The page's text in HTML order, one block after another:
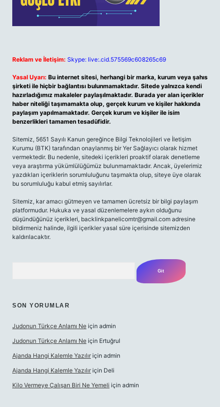
Reklam ve İletişim: Skype: live:.cid.575569c608265c69
Yasal Uyarı: Bu internet sitesi, herhangi bir marka, kurum veya şahıs
şirketi ile hiçbir bağlantısı bulunmamaktadır. Sitede yalnızca kendi
hazırladığımız makaleler paylaşılmaktadır. Burada yer alan içerikler
haber niteliği taşımamakta olup, gerçek kurum ve kişiler hakkında
paylaşım yapılmamaktadır. Gerçek kurum ve kişiler ile isim
benzerlikleri tamamen tesadüfidir.
Sitemiz, 5651 Sayılı Kanun gereğince Bilgi Teknolojileri ve İletişim
Kurumu (BTK) tarafından onaylanmış bir Yer Sağlayıcı olarak hizmet
vermektedir. Bu nedenle, sitedeki içerikleri proaktif olarak denetleme
veya araştırma yükümlülüğümüz bulunmamaktadır. Ancak, üyelerimiz
yazdıkları içeriklerin sorumluluğunu taşımakta olup, siteye üye olarak
bu sorumluluğu kabul etmiş sayılırlar.
Sitemiz, kar amacı gütmeyen ve tamamen ücretsiz bir bilgi paylaşım
platformudur. Hukuka ve yasal düzenlemelere aykırı olduğunu
düşündüğünüz içerikleri, backlinkpanelicomtr@gmail.com adresine
bildirmeniz halinde, ilgili içerikler yasal süre içerisinde sitemizden
kaldırılacaktır.
SON YORUMLAR
Judonun Türkçe Anlamı Ne için admin
Judonun Türkçe Anlamı Ne için Ertuğrul
Ajanda Hangi Kalemle Yazılır için admin
Ajanda Hangi Kalemle Yazılır için Deli
Kilo Vermeye Çalışan Biri Ne Yemeli için admin